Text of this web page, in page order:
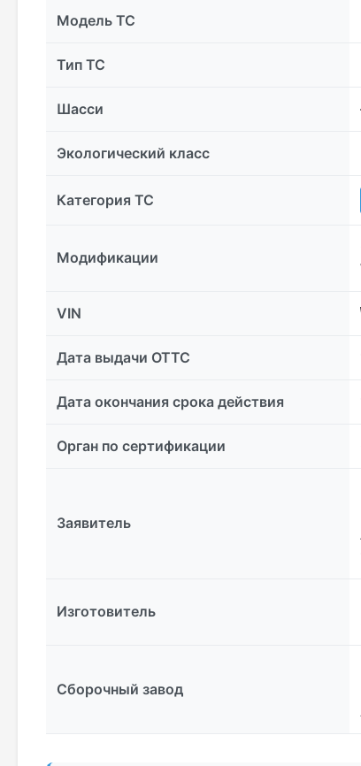
Модель ТС
Тип ТС
Шасси
Экологический класс
Категория ТС
Модификации
VIN
Дата выдачи ОТТС
Дата окончания срока действия
Орган по сертификации
Заявитель
Изготовитель
Сборочный завод